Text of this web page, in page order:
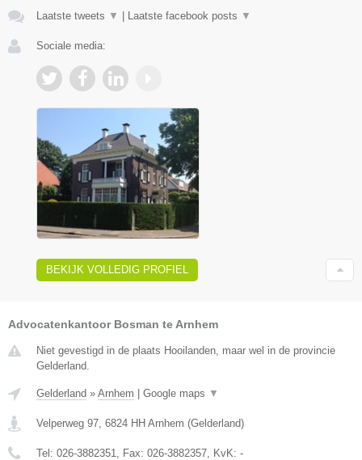
Laatste tweets ▼ Laatste facebook posts ▼
Sociale media:
BEKIJK VOLLEDIG PROFIEL
Advocatenkantoor Bosman te Arnhem
Niet gevestigd in de plaats Hooilanden, maar wel in de provincie
Gelderland.
Gelderland » Arnhem | Google maps ▼
Velperweg 97 6824 HH Arnhem (Gelderland)
Tel: 026-3882351 , Fax: 026-3882357 , KvK: -